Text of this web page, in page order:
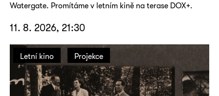
Watergate. Promítáme v letním kině na terase DOX+.
11. 8. 2026, 21:30
Letní kino Projekce